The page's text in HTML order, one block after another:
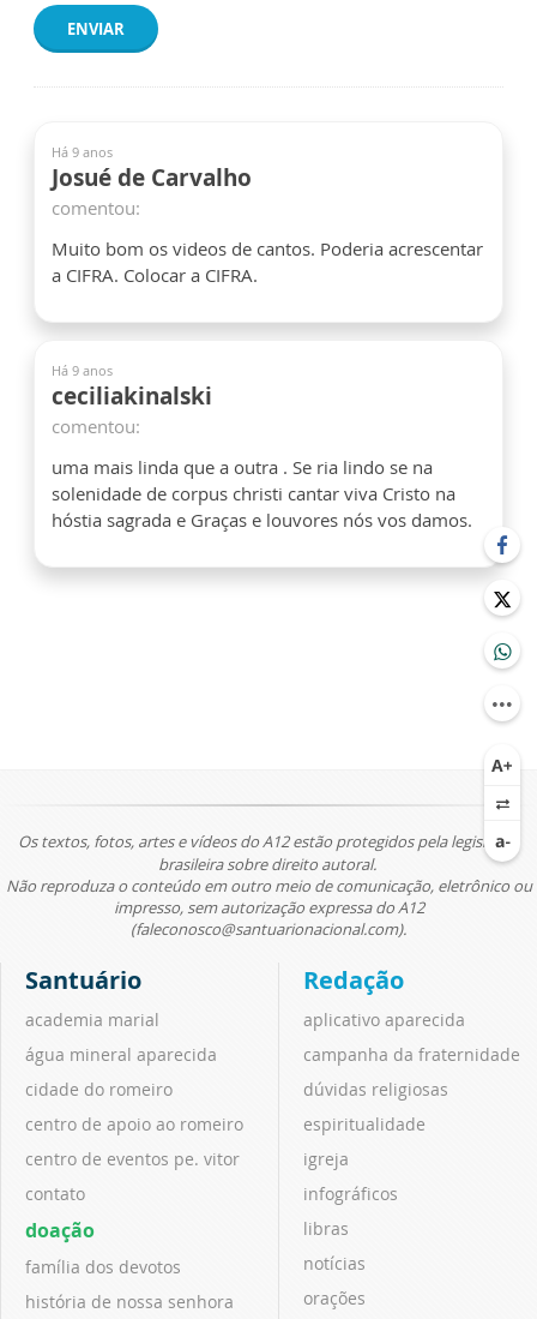
ENVIAR
Há 9 anos
Josué de Carvalho
comentou:
Muito bom os videos de cantos. Poderia acrescentar
a CIFRA. Colocar a CIFRA.
Há 9 anos
ceciliakinalski
comentou:
uma mais linda que a outra . Se ria lindo se na
solenidade de corpus christi cantar viva Cristo na
hóstia sagrada e Graças e louvores nós vos damos.
Os textos, fotos, artes e vídeos do A12 estão protegidos pela legislação
brasileira sobre direito autoral.
Não reproduza o conteúdo em outro meio de comunicação, eletrônico ou
impresso, sem autorização expressa do A12
(faleconosco@santuarionacional.com).
Santuário
academia marial
água mineral aparecida
cidade do romeiro
centro de apoio ao romeiro
centro de eventos pe. vitor
contato
doação
família dos devotos
história de nossa senhora
Redação
aplicativo aparecida
campanha da fraternidade
dúvidas religiosas
espiritualidade
igreja
infográficos
libras
notícias
orações